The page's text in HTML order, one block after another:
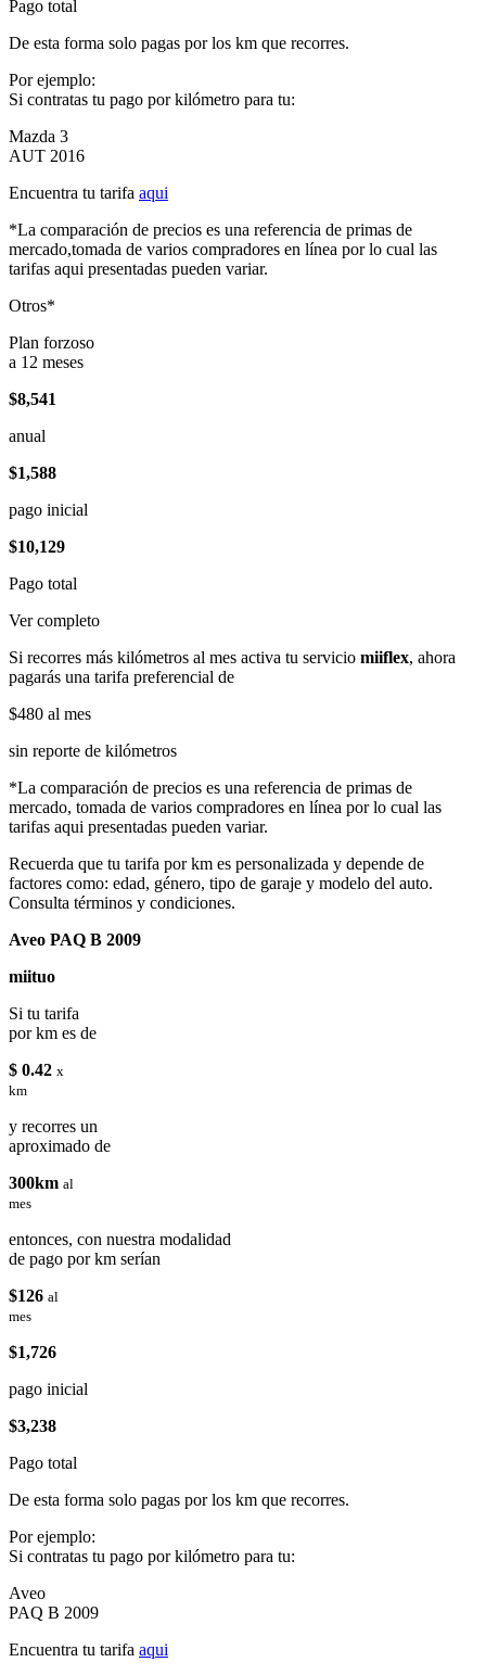
Pago total
De esta forma solo pagas por los km que recorres.
Por ejemplo:
Si contratas tu pago por kilómetro para tu:
Mazda 3
AUT 2016
Encuentra tu tarifa aqui
*La comparación de precios es una referencia de primas de
mercado,tomada de varios compradores en línea por lo cual las
tarifas aqui presentadas pueden variar.
Otros*
Plan forzoso
a 12 meses
$8,541
anual
$1,588
pago inicial
$10,129
Pago total
Ver completo
Si recorres más kilómetros al mes activa tu servicio miiflex, ahora
pagarás una tarifa preferencial de
$480 al mes
sin reporte de kilómetros
*La comparación de precios es una referencia de primas de
mercado, tomada de varios compradores en línea por lo cual las
tarifas aqui presentadas pueden variar.
Recuerda que tu tarifa por km es personalizada y depende de
factores como: edad, género, tipo de garaje y modelo del auto.
Consulta términos y condiciones.
Aveo PAQ B 2009
miituo
Si tu tarifa
por km es de
$ 0.42 x
km
y recorres un
aproximado de
300km al
mes
entonces, con nuestra modalidad
de pago por km serían
$126 al
mes
$1,726
pago inicial
$3,238
Pago total
De esta forma solo pagas por los km que recorres.
Por ejemplo:
Si contratas tu pago por kilómetro para tu:
Aveo
PAQ B 2009
Encuentra tu tarifa aqui